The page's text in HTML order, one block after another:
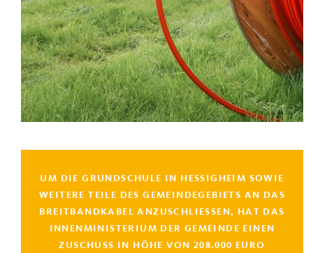
UM DIE GRUNDSCHULE IN HESSIGHEIM SOWIE
WEITERE TEILE DES GEMEINDEGEBIETS AN DAS
BREITBANDKABEL ANZUSCHLIESSEN, HAT DAS I
NNENMINISTERIUM DER GEMEINDE EINEN Z
USCHUSS IN HÖHE VON 208.000 EURO Z